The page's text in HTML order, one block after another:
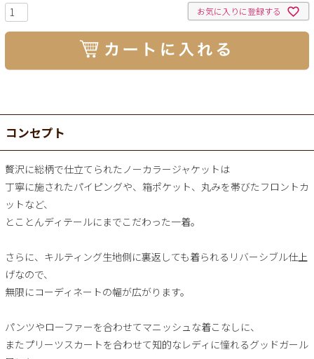
お気に入りに登録する
コンセプト
贅沢に総柄で仕立てられたノーカラージャケットは
丁寧に施されたパイピングや、箱ポケット、丸みを帯びたフロントカ
ットなど、
とことんディテールにまでこだわった一着。
さらに、キルティング生地側に裏返しても着られるリバーシブル仕上
げなので、
無限にコーディネートの幅が広がります。
パンツやローファーを合わせてマニッシュな着こなしに、
またプリーツスカートを合わせて知的なレディに憧れるグッドガール